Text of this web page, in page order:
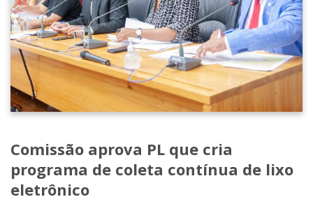
Comissão aprova PL que cria
programa de coleta contínua de lixo
eletrônico